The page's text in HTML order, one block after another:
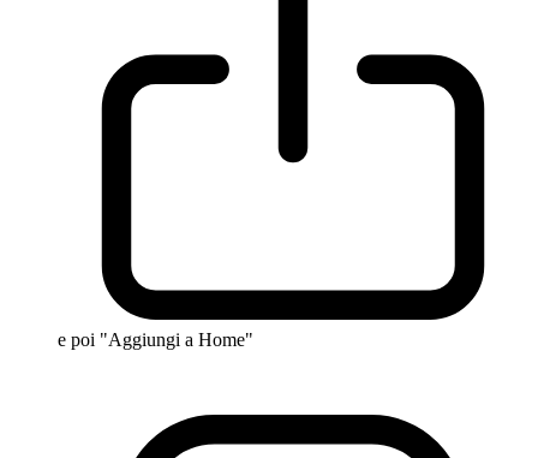
e poi "Aggiungi a Home"